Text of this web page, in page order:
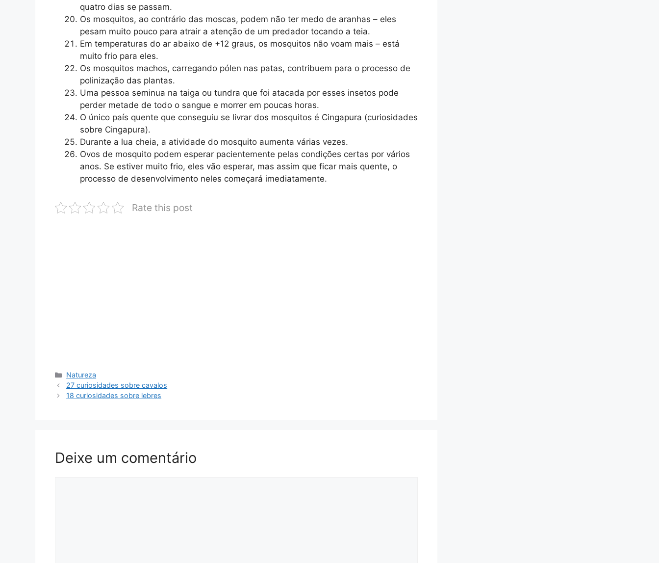
quatro dias se passam.
Os mosquitos, ao contrário das moscas, podem não ter medo de aranhas – eles
pesam muito pouco para atrair a atenção de um predador tocando a teia.
Em temperaturas do ar abaixo de +12 graus, os mosquitos não voam mais – está
muito frio para eles.
Os mosquitos machos, carregando pólen nas patas, contribuem para o processo de
polinização das plantas.
Uma pessoa seminua na taiga ou tundra que foi atacada por esses insetos pode
perder metade de todo o sangue e morrer em poucas horas.
O único país quente que conseguiu se livrar dos mosquitos é Cingapura (curiosidades
sobre Cingapura).
Durante a lua cheia, a atividade do mosquito aumenta várias vezes.
Ovos de mosquito podem esperar pacientemente pelas condições certas por vários
anos. Se estiver muito frio, eles vão esperar, mas assim que ficar mais quente, o
processo de desenvolvimento neles começará imediatamente.
Rate this post
Categorias
Natureza
27 curiosidades sobre cavalos
18 curiosidades sobre lebres
Deixe um comentário